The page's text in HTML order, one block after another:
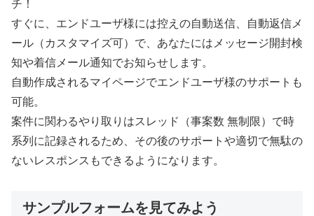
チ！
すぐに、エンドユーザ様には控えの自動送信、自動返信メ
ール（カスタマイズ可）で、あなたにはメッセージ開封検
知や着信メール通知でお知らせします。
自動作成されるマイページでエンドユーザ様のサポートも
可能。
案件に関わるやり取りはスレッド（事案数 無制限）で時
系列に記録されるため、その後のサポートや適切で無駄の
ないレスポンスもできるようになります。
サンプルフォームを見てみよう